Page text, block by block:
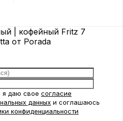
| кофейный Fritz 7
от Porada
я даю свое согласие
данных и соглашаюсь
конфиденциальности